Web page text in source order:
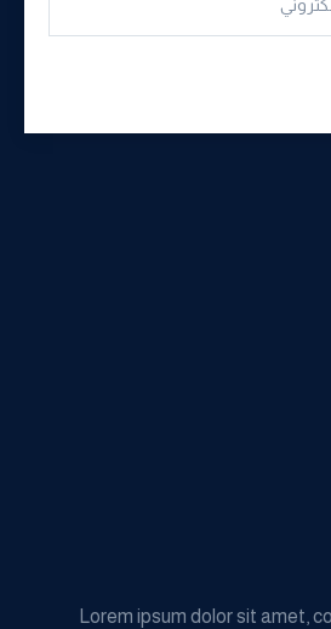
Lorem ipsum dolor sit amet,